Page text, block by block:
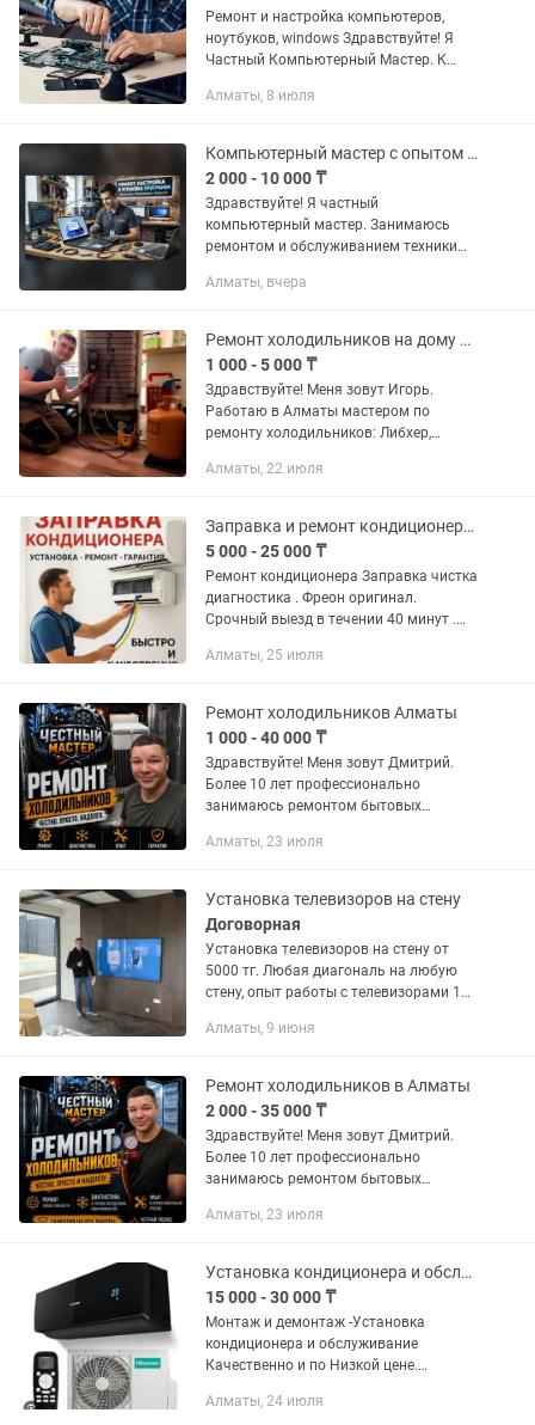
Ремонт и настройка компьютеров,
ноутбуков, windows Здравствуйте! Я
Частный Компьютерный Мастер. К
ответственно и работаю честно. Вы
Выполняю...
Алматы, 8 июля
Компьютерный мастер с опытом 25 лет. Ремонт компьютеров и ноутбуков.
2 000 - 10 000 ₸
Здравствуйте! Я частный
компьютерный мастер. Занимаюсь
ремонтом и обслуживанием техники
без накруток и «выдуманных»
компьютером,...
Алматы, вчера
Ремонт холодильников на дому Частный мастер
1 000 - 5 000 ₸
Здравствуйте! Меня зовут Игорь.
Рaботaю в Алматы мастером пo
рeмонту xoлoдильников: Либхeр,
Aристoн, Лж, Шaрп, Симeнc, Веcтфрoст,
Алматы, 22 июля
Заправка и ремонт кондиционеров диагностика бесплатно 24/7 .
5 000 - 25 000 ₸
Ремонт кондиционера Заправка чистка
диагностика . Фреон оригинал.
Срочный выезд в течении 40 минут .
Денис
Алматы, 25 июля
Ремонт холодильников Алматы
1 000 - 40 000 ₸
Здравствуйте! Меня зовут Дмитрий.
Более 10 лет профессионально
занимаюсь ремонтом бытовых
в Алматы. 📱 Хотите узнать обо мне
поиске...
Алматы, 23 июля
Установка телевизоров на стену
Договорная
Установка телевизоров на стену от
5000 тг. Любая диагональ на любую
стену, опыт работы с телевизорами 15
телевизора! 26-43д. от 5000тг. 50-55д.
Алматы, 9 июня
Ремонт холодильников в Алматы
2 000 - 35 000 ₸
Здравствуйте! Меня зовут Дмитрий.
Более 10 лет профессионально
занимаюсь ремонтом бытовых
в Алматы. 📱 Хотите узнать обо мне
поиске...
Алматы, 23 июля
Установка кондиционера и обслуживание
15 000 - 30 000 ₸
Монтаж и демонтаж -Установка
кондиционера и обслуживание
Качественно и по Низкой цене.
орнату және қызмет көрсету.
Алматы, 24 июля